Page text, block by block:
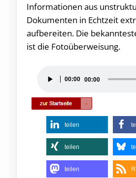
Informationen aus
Dokumenten in Echtzeit
aufbereiten. Die
ist die Fotoüberweisung.
Player
00:00 00:00
teilen
teilen
teilen